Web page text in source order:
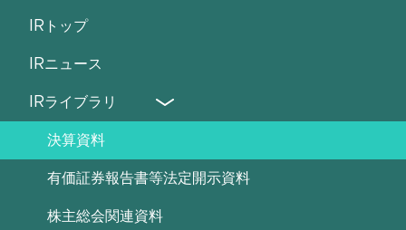
IRトップ
IRニュース
IRライブラリ
決算資料
有価証券報告書等法定開示資料
株主総会関連資料
2026年9月期：第2四半期